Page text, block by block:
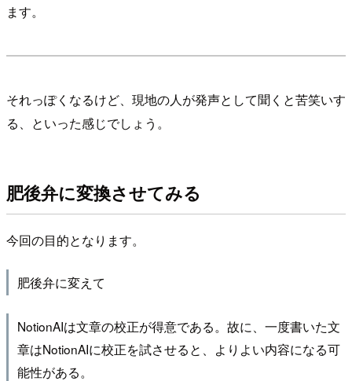
ます。
それっぽくなるけど、現地の人が発声として聞くと苦笑いす
る、といった感じでしょう。
肥後弁に変換させてみる
今回の目的となります。
肥後弁に変えて
NotionAIは文章の校正が得意である。故に、一度書いた文
章はNotionAIに校正を試させると、よりよい内容になる可
能性がある。